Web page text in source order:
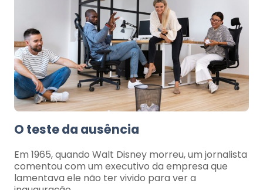
O teste da ausência
Em 1965, quando Walt Disney morreu, um jornalista
comentou com um executivo da empresa que
lamentava ele não ter vivido para ver a